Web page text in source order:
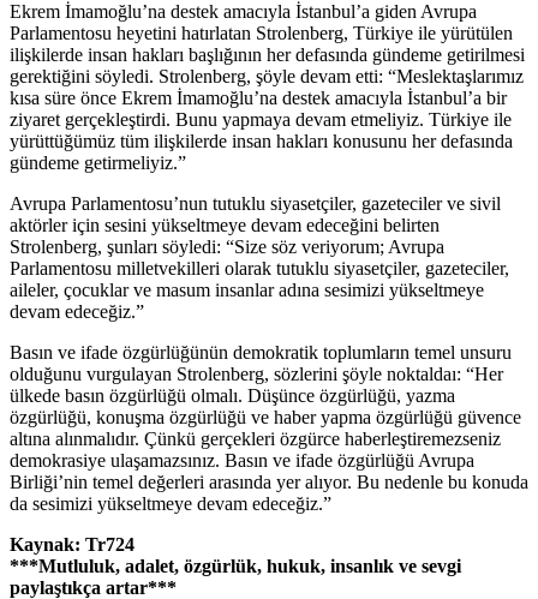
Ekrem İmamoğlu’na destek amacıyla İstanbul’a giden Avrupa
Parlamentosu heyetini hatırlatan Strolenberg, Türkiye ile yürütülen
ilişkilerde insan hakları başlığının her defasında gündeme getirilmesi
gerektiğini söyledi. Strolenberg, şöyle devam etti: “Meslektaşlarımız
kısa süre önce Ekrem İmamoğlu’na destek amacıyla İstanbul’a bir
ziyaret gerçekleştirdi. Bunu yapmaya devam etmeliyiz. Türkiye ile
yürüttüğümüz tüm ilişkilerde insan hakları konusunu her defasında
gündeme getirmeliyiz.”
Avrupa Parlamentosu’nun tutuklu siyasetçiler, gazeteciler ve sivil
aktörler için sesini yükseltmeye devam edeceğini belirten
Strolenberg, şunları söyledi: “Size söz veriyorum; Avrupa
Parlamentosu milletvekilleri olarak tutuklu siyasetçiler, gazeteciler,
aileler, çocuklar ve masum insanlar adına sesimizi yükseltmeye
devam edeceğiz.”
Basın ve ifade özgürlüğünün demokratik toplumların temel unsuru
olduğunu vurgulayan Strolenberg, sözlerini şöyle noktaldaı: “Her
ülkede basın özgürlüğü olmalı. Düşünce özgürlüğü, yazma
özgürlüğü, konuşma özgürlüğü ve haber yapma özgürlüğü güvence
altına alınmalıdır. Çünkü gerçekleri özgürce haberleştiremezseniz
demokrasiye ulaşamazsınız. Basın ve ifade özgürlüğü Avrupa
Birliği’nin temel değerleri arasında yer alıyor. Bu nedenle bu konuda
da sesimizi yükseltmeye devam edeceğiz.”
Kaynak: Tr724
***Mutluluk, adalet, özgürlük, hukuk, insanlık ve sevgi
paylaştıkça artar***